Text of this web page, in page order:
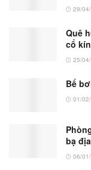
29/
Quê
cổ
25/
Bể
01/
bạ
06/